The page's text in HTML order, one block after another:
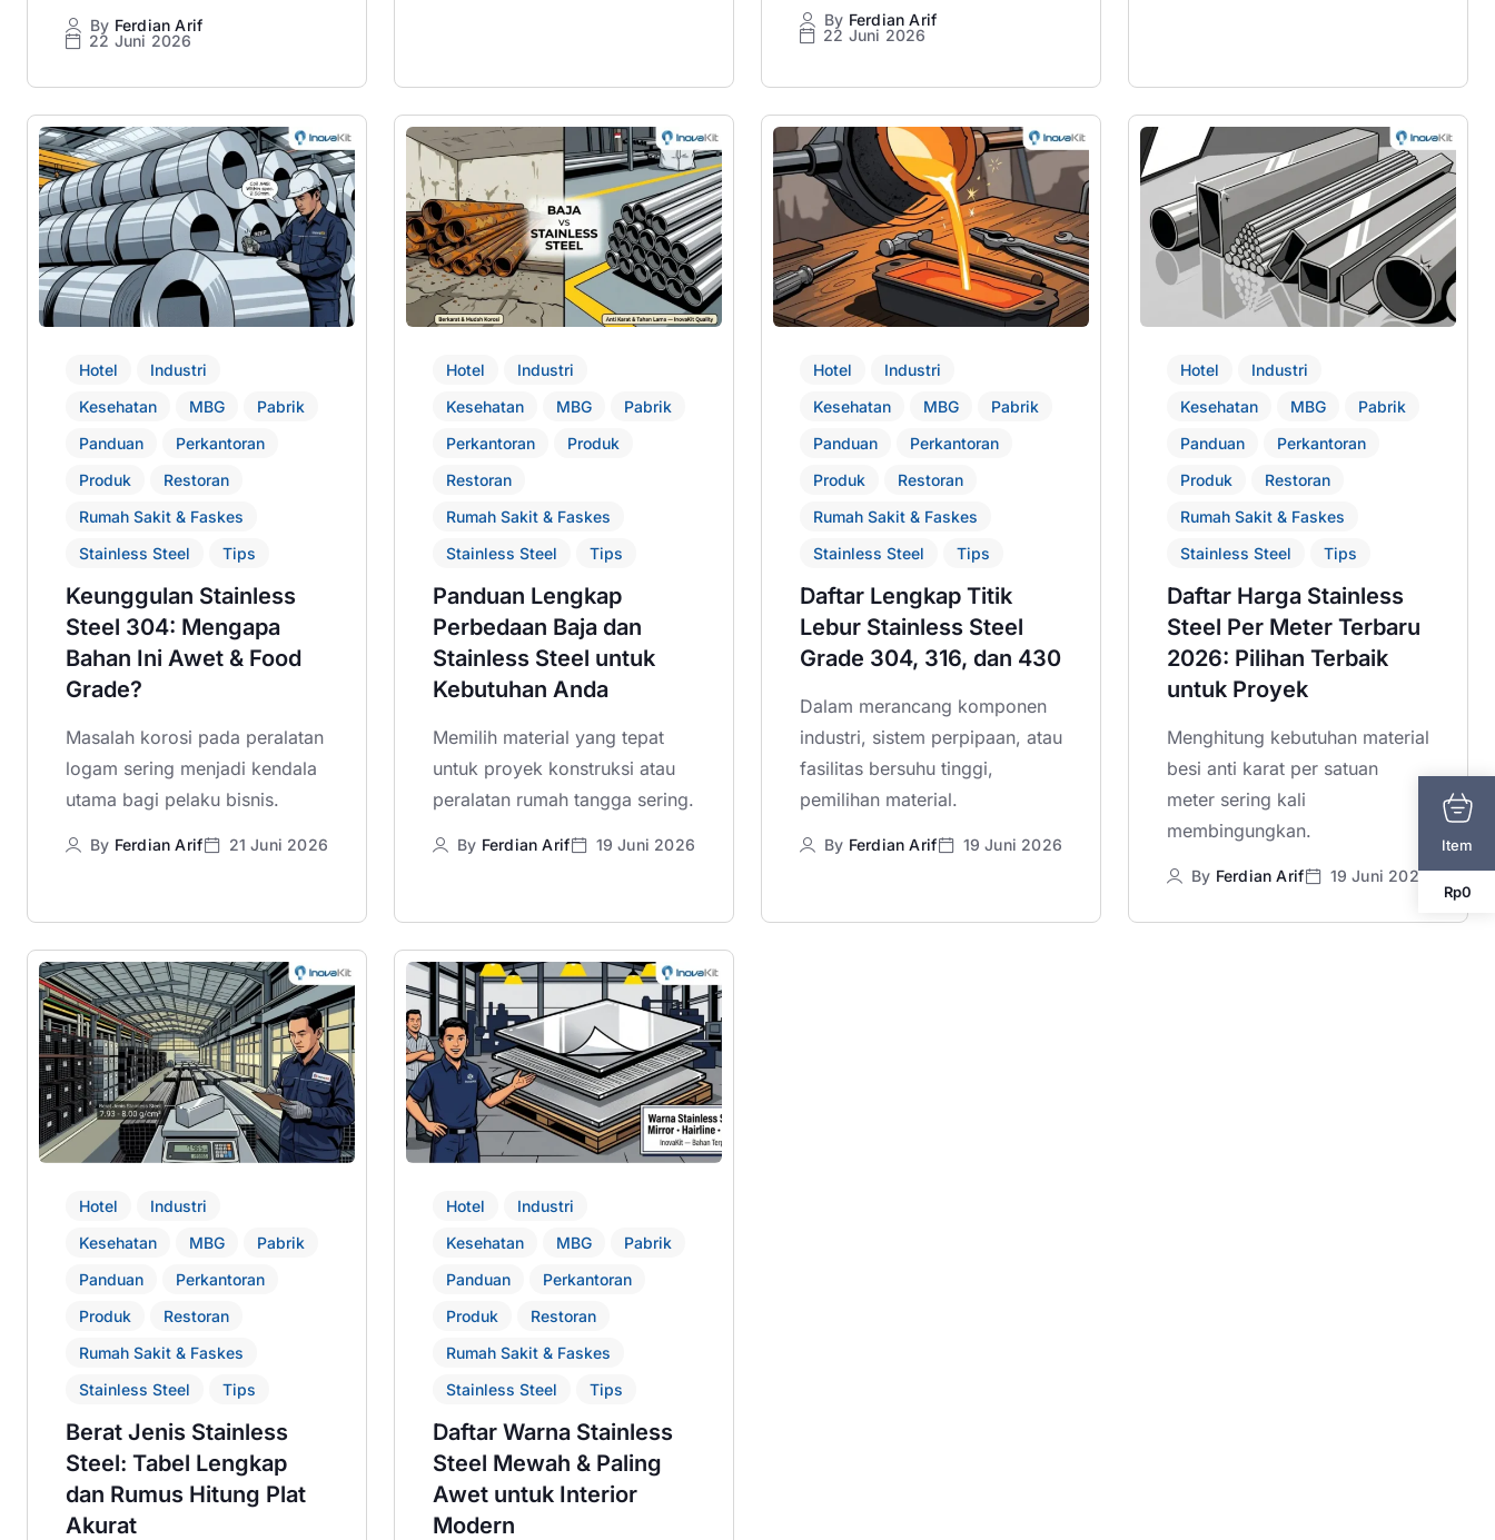
By Ferdian Arif
22 Juni 2026
By Ferdian Arif
22 Juni 2026
Hotel
Industri
Kesehatan
MBG
Pabrik
Panduan
Perkantoran
Produk
Restoran
Rumah Sakit & Faskes
Stainless Steel
Tips
Keunggulan Stainless
Steel 304: Mengapa
Bahan Ini Awet & Food
Grade?
Masalah korosi pada peralatan
logam sering menjadi kendala
utama bagi pelaku bisnis.
By Ferdian Arif 21 Juni 2026
Hotel
Industri
Kesehatan
MBG
Pabrik
Perkantoran
Produk
Restoran
Rumah Sakit & Faskes
Stainless Steel
Tips
Panduan Lengkap
Perbedaan Baja dan
Stainless Steel untuk
Kebutuhan Anda
Memilih material yang tepat
untuk proyek konstruksi atau
peralatan rumah tangga sering.
By Ferdian Arif 19 Juni 2026
Hotel
Industri
Kesehatan
MBG
Pabrik
Panduan
Perkantoran
Produk
Restoran
Rumah Sakit & Faskes
Stainless Steel
Tips
Daftar Lengkap Titik
Lebur Stainless Steel
Grade 304, 316, dan 430
Dalam merancang komponen
industri, sistem perpipaan, atau
fasilitas bersuhu tinggi,
pemilihan material.
By Ferdian Arif 19 Juni 2026
Hotel
Industri
Kesehatan
MBG
Pabrik
Panduan
Perkantoran
Produk
Restoran
Rumah Sakit & Faskes
Stainless Steel
Tips
Daftar Harga Stainless
Steel Per Meter Terbaru
2026: Pilihan Terbaik
untuk Proyek
Menghitung kebutuhan material
besi anti karat per satuan
meter sering kali
membingungkan.
By Ferdian Arif 19 Juni 2026
Hotel
Industri
Kesehatan
MBG
Pabrik
Panduan
Perkantoran
Produk
Restoran
Rumah Sakit & Faskes
Stainless Steel
Tips
Berat Jenis Stainless
Steel: Tabel Lengkap
dan Rumus Hitung Plat
Akurat
Hotel
Industri
Kesehatan
MBG
Pabrik
Panduan
Perkantoran
Produk
Restoran
Rumah Sakit & Faskes
Stainless Steel
Tips
Daftar Warna Stainless
Steel Mewah & Paling
Awet untuk Interior
Modern
Item
Rp0